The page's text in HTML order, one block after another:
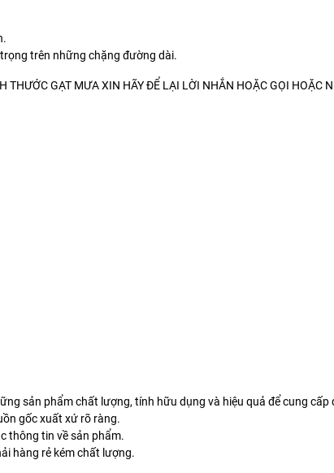
trên những chặng đường dài.
THƯỚC GẠT MƯA XIN HÃY ĐỂ LẠI LỜI NHẮN HOẶC GỌI
sản phẩm chất lượng, tính hữu dụng và hiệu quả để cung cấp
gốc xuất xứ rõ ràng.
thông tin về sản phẩm.
hàng rẻ kém chất lượng.